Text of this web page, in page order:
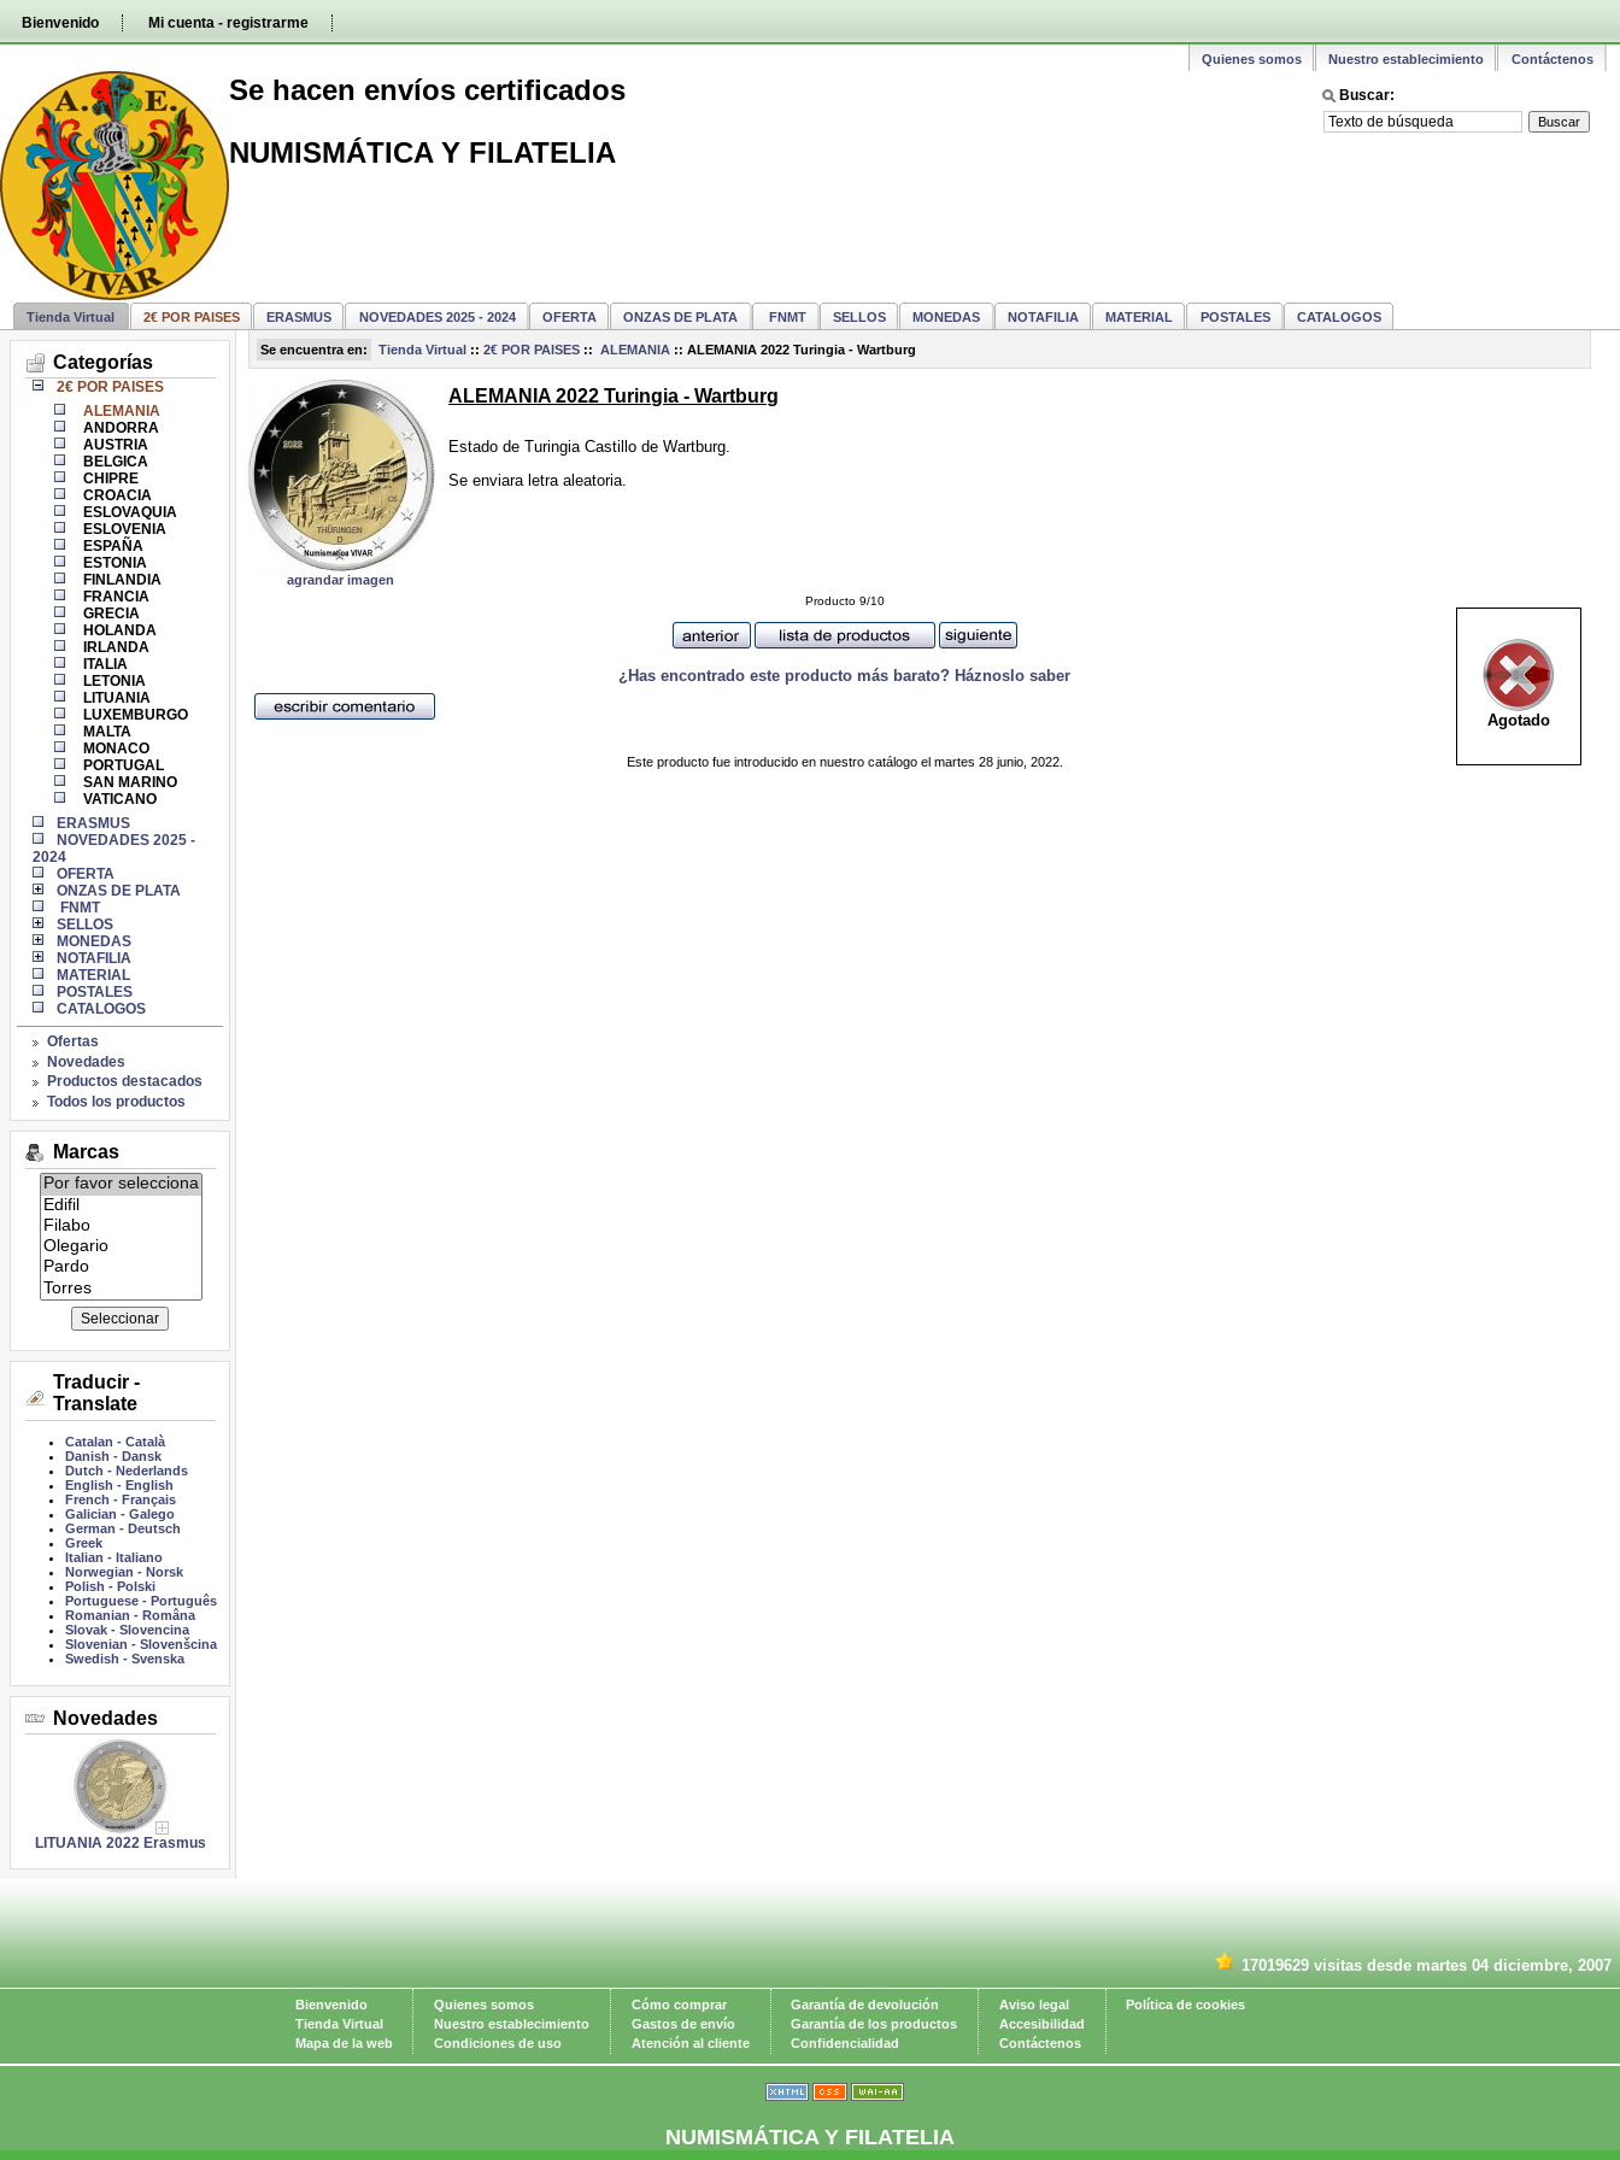
directamente
Bienvenido Mi cuenta - registrarme
Quienes somos Nuestro establecimiento Contáctenos
Buscar:
Se hacen envíos certificados
NUMISMÁTICA Y FILATELIA
Tienda Virtual 2€ POR PAISES ERASMUS NOVEDADES 2025 - 2024 OFERTA ONZAS DE PLATA FNMT SELLOS MONEDAS NOTAFILIA MATERIAL POSTALES CATALOGOS
Categorías
2€ POR PAISES
ALEMANIA
ANDORRA
AUSTRIA
BELGICA
CHIPRE
CROACIA
ESLOVAQUIA
ESLOVENIA
ESPAÑA
ESTONIA
FINLANDIA
FRANCIA
GRECIA
HOLANDA
IRLANDA
ITALIA
LETONIA
LITUANIA
LUXEMBURGO
MALTA
MONACO
PORTUGAL
SAN MARINO
VATICANO
ERASMUS
NOVEDADES 2025 -
2024
OFERTA
ONZAS DE PLATA
FNMT
SELLOS
MONEDAS
NOTAFILIA
MATERIAL
POSTALES
CATALOGOS
Ofertas
Novedades
Productos destacados
Todos los productos
Marcas
Listado
de
marcas:
Traducir -
Translate
Catalan -Català
Danish -Dansk
Dutch -Nederlands
English -English
French -Français
Galician -Galego
German -Deutsch
Greek
Italian -Italiano
Norwegian -Norsk
Polish -Polski
Portuguese -Português
Romanian -Româna
Slovak -Slovencina
Slovenian -Slovenšcina
Swedish -Svenska
Novedades
LITUANIA 2022 Erasmus
Se encuentra en: Tienda Virtual:: 2€ POR PAISES:: ALEMANIA:: ALEMANIA 2022 Turingia - Wartburg
agrandar imagen
ALEMANIA 2022 Turingia - Wartburg
Estado de Turingia Castillo de Wartburg.
Se enviara letra aleatoria.
Agotado
Producto 9/10
¿Has encontrado este producto más barato? Háznoslo saber
Este producto fue introducido en nuestro catálogo el martes 28 junio, 2022.
17019629 visitas desde martes 04 diciembre, 2007
Bienvenido
Tienda Virtual
Mapa de la web
Quienes somos
Nuestro establecimiento
Condiciones de uso
Cómo comprar
Gastos de envío
Atención al cliente
Garantía de devolución
Garantía de los productos
Confidencialidad
Aviso legal
Accesibilidad
Contáctenos
Política de cookies
NUMISMÁTICA Y FILATELIA